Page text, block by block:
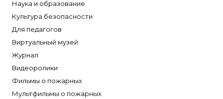
Наука и образование
Культура безопасности
Для педагогов
Виртуальный музей
Журнал
Видеоролики
Фильмы о пожарных
Мультфильмы о пожарных